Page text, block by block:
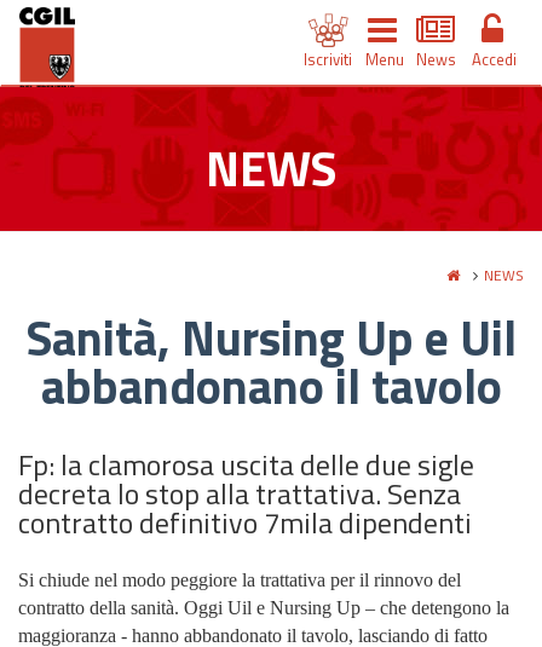
Iscriviti Menu News Accedi
NEWS
NEWS
Sanità, Nursing Up e Uil
abbandonano il tavolo
Fp: la clamorosa uscita delle due sigle
decreta lo stop alla trattativa. Senza
contratto definitivo 7mila dipendenti
Si chiude nel modo peggiore la trattativa per il rinnovo del
contratto della sanità. Oggi Uil e Nursing Up – che detengono la
maggioranza - hanno abbandonato il tavolo, lasciando di fatto